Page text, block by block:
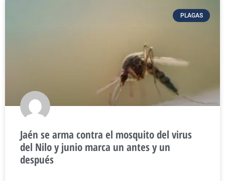
PLAGAS
Jaén se arma contra el mosquito del virus
del Nilo y junio marca un antes y un
después